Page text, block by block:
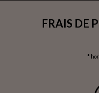
FRAIS DE
*